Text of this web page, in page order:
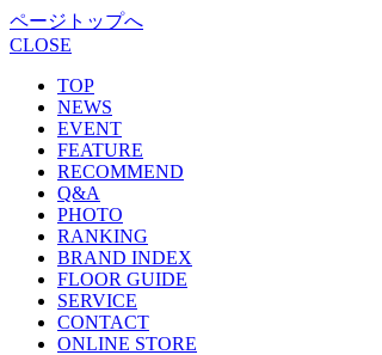
ページトップへ
CLOSE
TOP
NEWS
EVENT
FEATURE
RECOMMEND
Q&A
PHOTO
RANKING
BRAND INDEX
FLOOR GUIDE
SERVICE
CONTACT
ONLINE STORE